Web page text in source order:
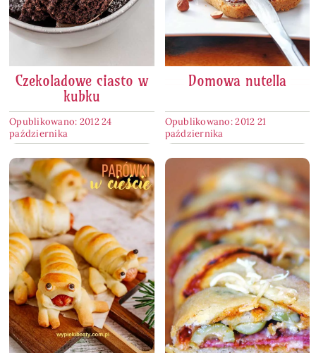
Czekoladowe ciasto w
kubku
Opublikowano: 2012 24
października
Domowa nutella
Opublikowano: 2012 21
października